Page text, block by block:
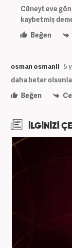
Cüneyt eve
kaybetmiş
Beğen
osman osmanli 5
daha beter
Beğen
İLGİNİZİ